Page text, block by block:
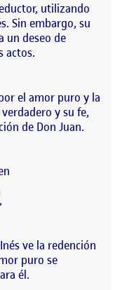
utilizando
Sin embargo, su
un deseo de
actos.
el amor puro y la
y su fe,
de Don Juan.
ve la redención
puro se
él.